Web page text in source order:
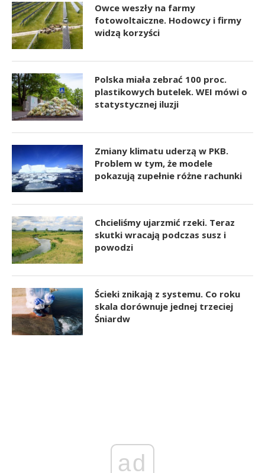
Owce weszły na farmy
fotowoltaiczne. Hodowcy i firmy
widzą korzyści
Polska miała zebrać 100 proc.
plastikowych butelek. WEI mówi o
statystycznej iluzji
Zmiany klimatu uderzą w PKB.
Problem w tym, że modele
pokazują zupełnie różne rachunki
Chcieliśmy ujarzmić rzeki. Teraz
skutki wracają podczas susz i
powodzi
Ścieki znikają z systemu. Co roku
skala dorównuje jednej trzeciej
Śniardw
ad